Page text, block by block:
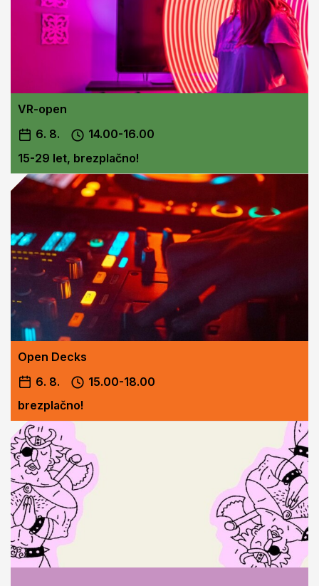
VR-open
6. 8.
14.00-16.00
15-29 let, brezplačno!
Open Decks
6. 8.
15.00-18.00
brezplačno!